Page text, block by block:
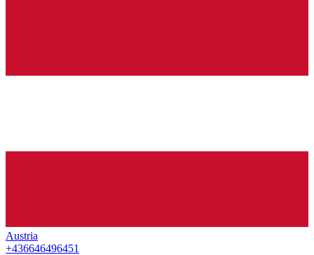
Austria
+436646496451